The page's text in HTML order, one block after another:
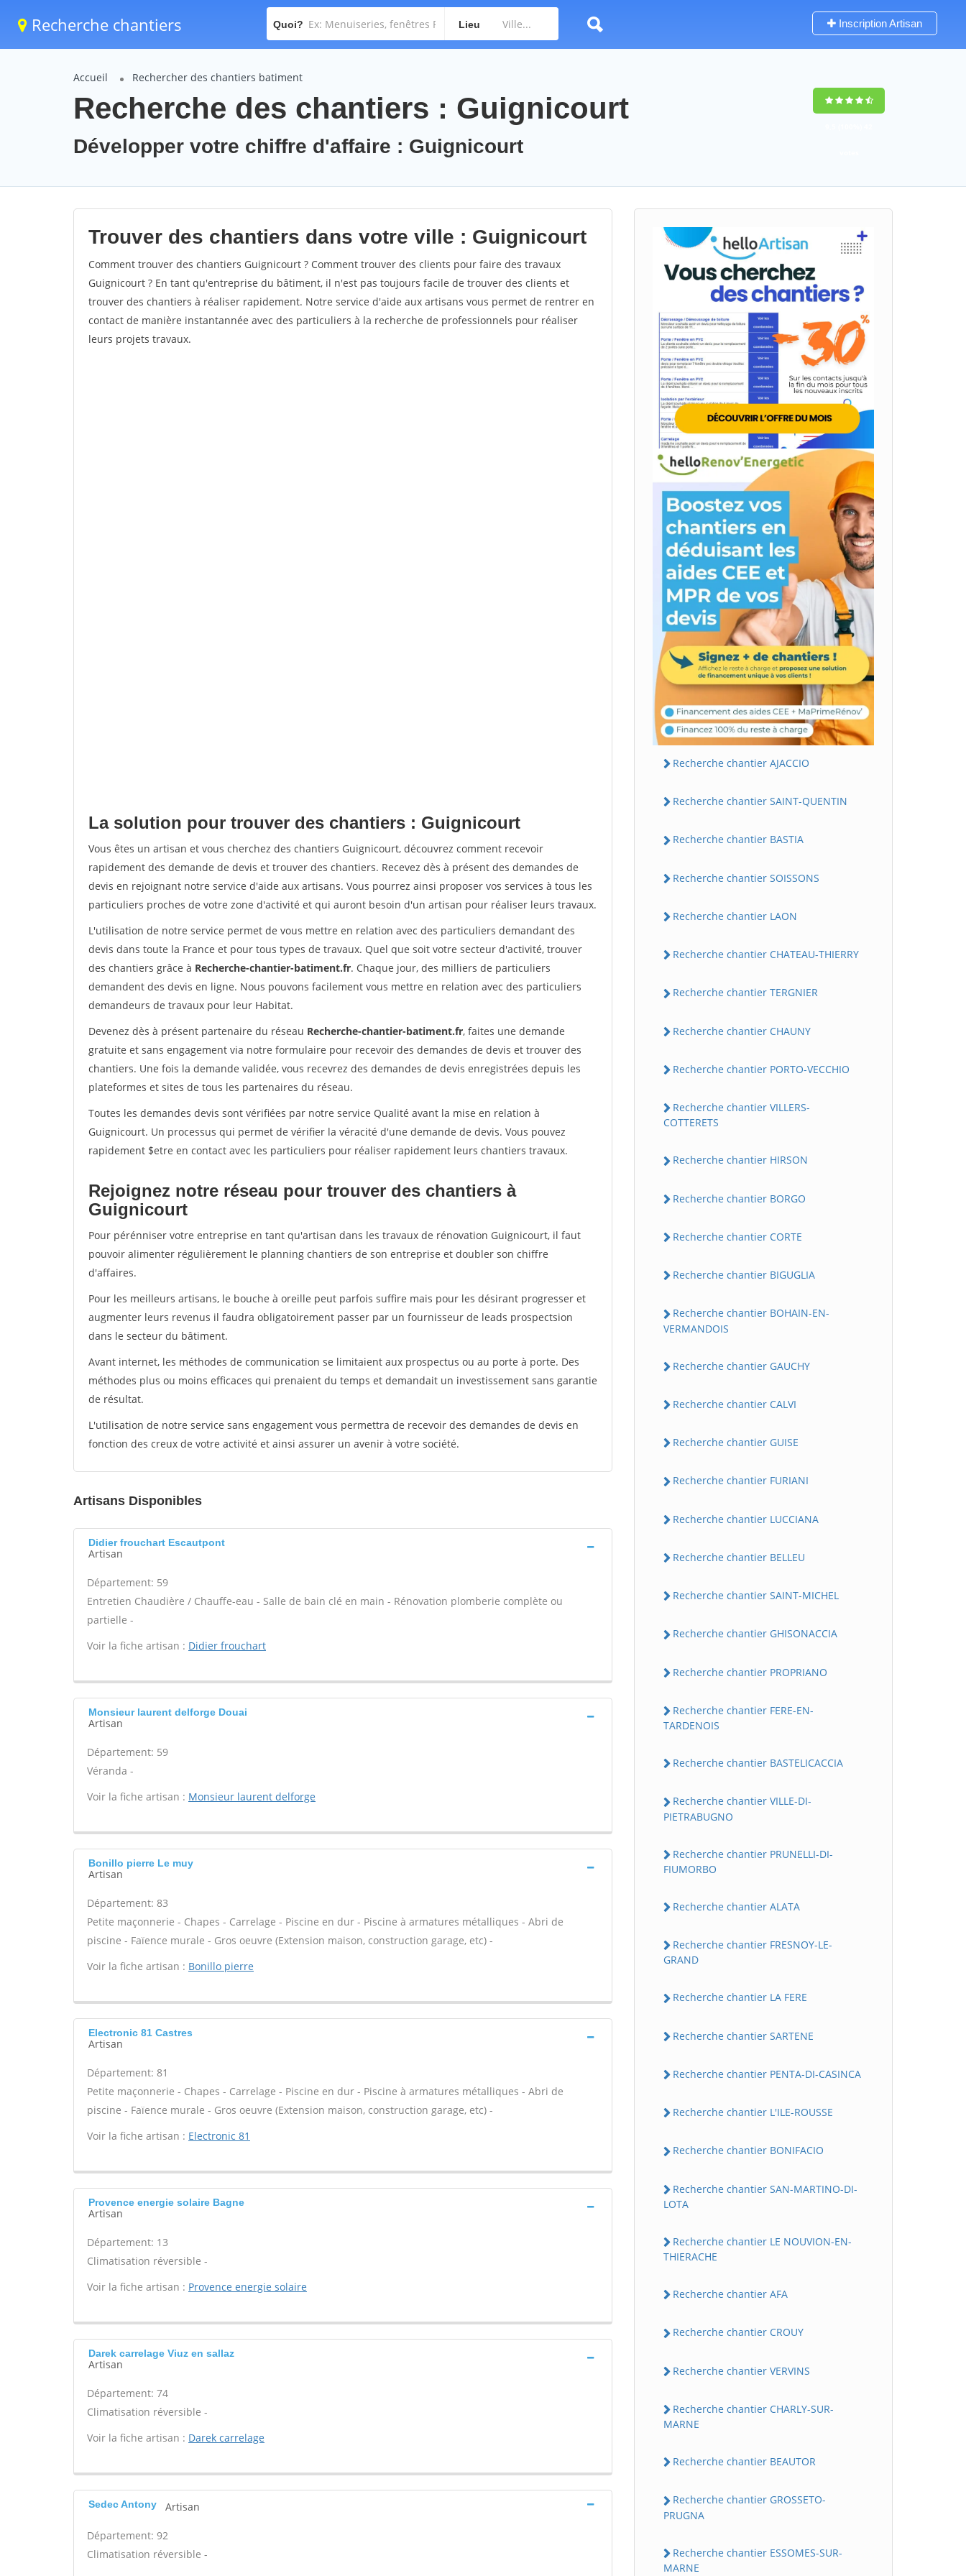
Recherche chantiers Quoi? Lieu Inscription Artisan
Accueil Rechercher des chantiers batiment
Recherche des chantiers : Guignicourt
Développer votre chiffre d'affaire : Guignicourt
Trouver des chantiers dans votre ville : Guignicourt
Comment trouver des chantiers Guignicourt ? Comment trouver des clients pour faire des travaux
Guignicourt ? En tant qu'entreprise du bâtiment, il n'est pas toujours facile de trouver des clients et
trouver des chantiers à réaliser rapidement. Notre service d'aide aux artisans vous permet de rentrer en
contact de manière instantannée avec des particuliers à la recherche de professionnels pour réaliser
leurs projets travaux.
La solution pour trouver des chantiers : Guignicourt
Vous êtes un artisan et vous cherchez des chantiers Guignicourt, découvrez comment recevoir
rapidement des demande de devis et trouver des chantiers. Recevez dès à présent des demandes de
devis en rejoignant notre service d'aide aux artisans. Vous pourrez ainsi proposer vos services à tous les
particuliers proches de votre zone d'activité et qui auront besoin d'un artisan pour réaliser leurs travaux.
L'utilisation de notre service permet de vous mettre en relation avec des particuliers demandant des
devis dans toute la France et pour tous types de travaux. Quel que soit votre secteur d'activité, trouver
des chantiers grâce à Recherche-chantier-batiment.fr. Chaque jour, des milliers de particuliers
demandent des devis en ligne. Nous pouvons facilement vous mettre en relation avec des particuliers
demandeurs de travaux pour leur Habitat.
Devenez dès à présent partenaire du réseau Recherche-chantier-batiment.fr, faites une demande
gratuite et sans engagement via notre formulaire pour recevoir des demandes de devis et trouver des
chantiers. Une fois la demande validée, vous recevrez des demandes de devis enregistrées depuis les
plateformes et sites de tous les partenaires du réseau.
Toutes les demandes devis sont vérifiées par notre service Qualité avant la mise en relation à
Guignicourt. Un processus qui permet de vérifier la véracité d'une demande de devis. Vous pouvez
rapidement $etre en contact avec les particuliers pour réaliser rapidement leurs chantiers travaux.
Rejoignez notre réseau pour trouver des chantiers à
Guignicourt
Pour pérénniser votre entreprise en tant qu'artisan dans les travaux de rénovation Guignicourt, il faut
pouvoir alimenter régulièrement le planning chantiers de son entreprise et doubler son chiffre
d'affaires.
Pour les meilleurs artisans, le bouche à oreille peut parfois suffire mais pour les désirant progresser et
augmenter leurs revenus il faudra obligatoirement passer par un fournisseur de leads prospectsion
dans le secteur du bâtiment.
Avant internet, les méthodes de communication se limitaient aux prospectus ou au porte à porte. Des
méthodes plus ou moins efficaces qui prenaient du temps et demandait un investissement sans garantie
de résultat.
L'utilisation de notre service sans engagement vous permettra de recevoir des demandes de devis en
fonction des creux de votre activité et ainsi assurer un avenir à votre société.
Artisans Disponibles
Didier frouchart Escautpont
Artisan
Département: 59
Entretien Chaudière / Chauffe-eau - Salle de bain clé en main - Rénovation plomberie complète ou
partielle -
Voir la fiche artisan : Didier frouchart
Monsieur laurent delforge Douai
Artisan
Département: 59
Véranda -
Voir la fiche artisan : Monsieur laurent delforge
Bonillo pierre Le muy
Artisan
Département: 83
Petite maçonnerie - Chapes - Carrelage - Piscine en dur - Piscine à armatures métalliques - Abri de
piscine - Faïence murale - Gros oeuvre (Extension maison, construction garage, etc) -
Voir la fiche artisan : Bonillo pierre
Electronic 81 Castres
Artisan
Département: 81
Petite maçonnerie - Chapes - Carrelage - Piscine en dur - Piscine à armatures métalliques - Abri de
piscine - Faïence murale - Gros oeuvre (Extension maison, construction garage, etc) -
Voir la fiche artisan : Electronic 81
Provence energie solaire Bagne
Artisan
Département: 13
Climatisation réversible -
Voir la fiche artisan : Provence energie solaire
Darek carrelage Viuz en sallaz
Artisan
Département: 74
Climatisation réversible -
Voir la fiche artisan : Darek carrelage
Sedec Antony Artisan
Département: 92
Climatisation réversible -
Recherche chantier AJACCIO
Recherche chantier SAINT-QUENTIN
Recherche chantier BASTIA
Recherche chantier SOISSONS
Recherche chantier LAON
Recherche chantier CHATEAU-THIERRY
Recherche chantier TERGNIER
Recherche chantier CHAUNY
Recherche chantier PORTO-VECCHIO
Recherche chantier VILLERS-
COTTERETS
Recherche chantier HIRSON
Recherche chantier BORGO
Recherche chantier CORTE
Recherche chantier BIGUGLIA
Recherche chantier BOHAIN-EN-
VERMANDOIS
Recherche chantier GAUCHY
Recherche chantier CALVI
Recherche chantier GUISE
Recherche chantier FURIANI
Recherche chantier LUCCIANA
Recherche chantier BELLEU
Recherche chantier SAINT-MICHEL
Recherche chantier GHISONACCIA
Recherche chantier PROPRIANO
Recherche chantier FERE-EN-
TARDENOIS
Recherche chantier BASTELICACCIA
Recherche chantier VILLE-DI-
PIETRABUGNO
Recherche chantier PRUNELLI-DI-
FIUMORBO
Recherche chantier ALATA
Recherche chantier FRESNOY-LE-
GRAND
Recherche chantier LA FERE
Recherche chantier SARTENE
Recherche chantier PENTA-DI-CASINCA
Recherche chantier L'ILE-ROUSSE
Recherche chantier BONIFACIO
Recherche chantier SAN-MARTINO-DI-
LOTA
Recherche chantier LE NOUVION-EN-
THIERACHE
Recherche chantier AFA
Recherche chantier CROUY
Recherche chantier VERVINS
Recherche chantier CHARLY-SUR-
MARNE
Recherche chantier BEAUTOR
Recherche chantier GROSSETO-
PRUGNA
Recherche chantier ESSOMES-SUR-
MARNE